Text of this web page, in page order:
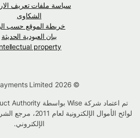
سياسة ملفات تعريف
الشكاوى
خريطة الموقع حسب
بيان العبودية الحديثة
property
© Wise Payments Limited 2026
لوائح الأموال الإلكترونية لعام 2011، مرجع الشركة
الإلكتروني.